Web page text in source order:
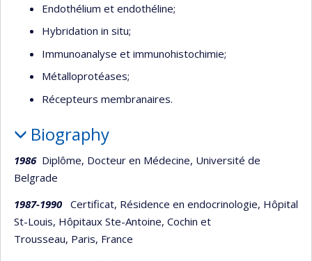
Endothélium et endothéline;
Hybridation in situ;
Immunoanalyse et immunohistochimie;
Métalloprotéases;
Récepteurs membranaires.
Biography
1986Diplôme, Docteur en Médecine, Université de
Belgrade
1987-1990 Certificat, Résidence en endocrinologie, Hôpital
St-Louis, Hôpitaux Ste-Antoine, Cochin et
Trousseau, Paris, France